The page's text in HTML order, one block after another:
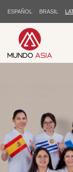
ESPAÑOL BRASIL